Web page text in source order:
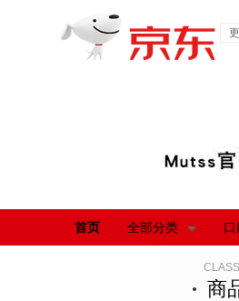
首页 全部分类
商